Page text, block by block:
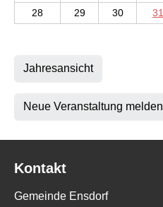
28
29 30 31
Jahresansicht
Neue Veranstaltung melden
Kontakt
Gemeinde Ensdorf